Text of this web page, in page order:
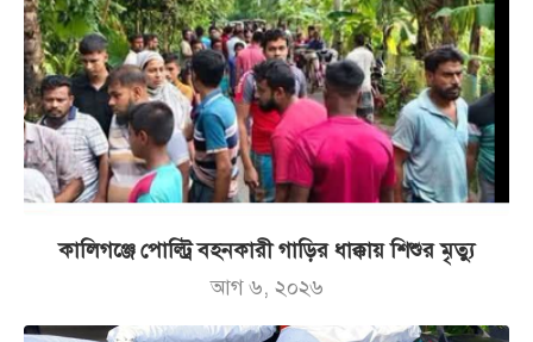
কালিগঞ্জে পোল্ট্রি বহনকারী গাড়ির ধাক্কায় শিশুর মৃত্যু
আগ ৬, ২০২৬